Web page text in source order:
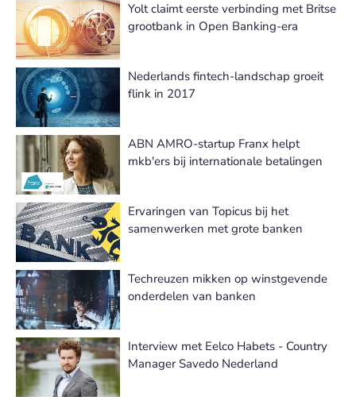
Yolt claimt eerste verbinding met Britse
grootbank in Open Banking-era
Nederlands fintech-landschap groeit
flink in 2017
ABN AMRO-startup Franx helpt
mkb'ers bij internationale betalingen
Ervaringen van Topicus bij het
samenwerken met grote banken
Techreuzen mikken op winstgevende
onderdelen van banken
Interview met Eelco Habets - Country
Manager Savedo Nederland